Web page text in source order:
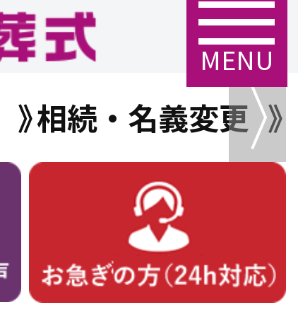
MENU
相続・名義変更